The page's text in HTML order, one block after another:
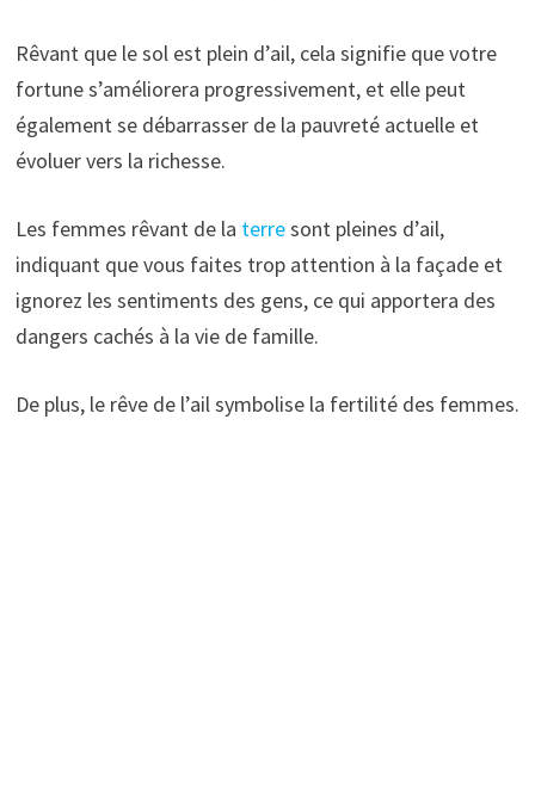
Rêvant que le sol est plein d’ail, cela signifie que votre
fortune s’améliorera progressivement, et elle peut
également se débarrasser de la pauvreté actuelle et
évoluer vers la richesse.
Les femmes rêvant de la terresont pleines d’ail,
indiquant que vous faites trop attention à la façade et
ignorez les sentiments des gens, ce qui apportera des
dangers cachés à la vie de famille.
De plus, le rêve de l’ail symbolise la fertilité des femmes.